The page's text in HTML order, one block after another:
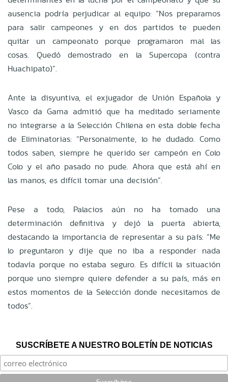
ausencia podría perjudicar al equipo: “Nos preparamos
para salir campeones y en dos partidos te pueden
quitar un campeonato porque programaron mal las
cosas. Quedó demostrado en la Supercopa (contra
Huachipato)”.
Ante la disyuntiva, el exjugador de Unión Española y
Vasco da Gama admitió que ha meditado seriamente
no integrarse a la Selección Chilena en esta doble fecha
de Eliminatorias: “Personalmente, lo he dudado. Como
todos saben, siempre he querido ser campeón en Colo
Colo y el año pasado no pude. Ahora que está ahí en
las manos, es difícil tomar una decisión”.
Pese a todo, Palacios aún no ha tomado una
determinación definitiva y dejó la puerta abierta,
destacando la importancia de representar a su país: “Me
lo preguntaron y dije que no iba a responder nada
todavía porque no estaba seguro. Es difícil la situación
porque uno siempre quiere defender a su país, más en
estos momentos de la Selección donde necesitamos de
todos”.
SUSCRÍBETE A NUESTRO BOLETÍN DE NOTICIAS